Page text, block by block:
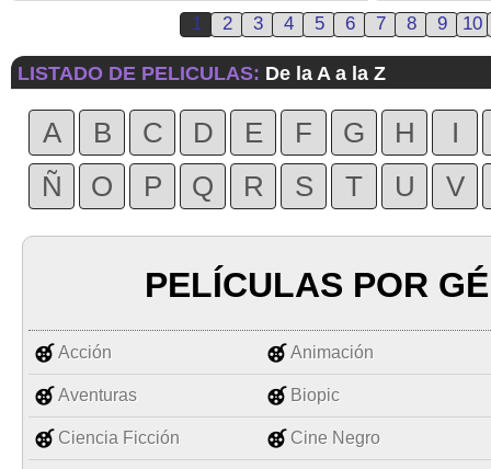
1 2 3 4 5 6 7 8 9 10
LISTADO DE PELICULAS: De la A a la Z
A B C D E F G H
I
Ñ
O P Q R S T U V
PELÍCULAS POR
Acción Animación
Aventuras Biopic
Ciencia Ficción Cine Negro